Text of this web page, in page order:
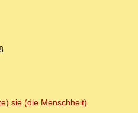
sie (die Menschheit)